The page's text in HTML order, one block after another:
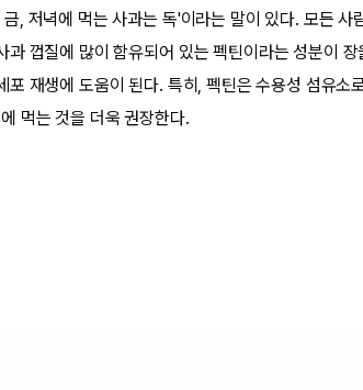
, 저녁에 먹는 사과는 독'이라는 말이 있다. 모든
과 껍질에 많이 함유되어 있는 펙틴이라는 성분이
포 재생에 도움이 된다. 특히, 펙틴은 수용성 섬유소
먹는 것을 더욱 권장한다.